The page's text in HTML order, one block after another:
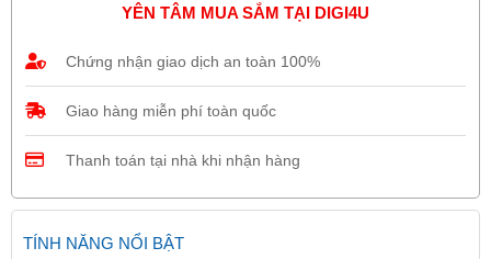
YÊN TÂM MUA SẮM TẠI DIGI4U
Chứng nhận giao dịch an toàn 100%
Giao hàng miễn phí toàn quốc
Thanh toán tại nhà khi nhận hàng
TÍNH NĂNG NỔI BẬT